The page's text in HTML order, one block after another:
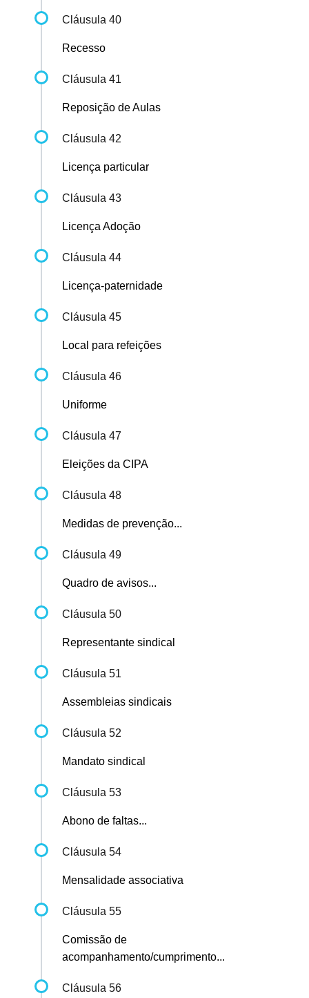
Cláusula 40
Recesso
Cláusula 41
Reposição de Aulas
Cláusula 42
Licença particular
Cláusula 43
Licença Adoção
Cláusula 44
Licença-paternidade
Cláusula 45
Local para refeições
Cláusula 46
Uniforme
Cláusula 47
Eleições da CIPA
Cláusula 48
Medidas de prevenção...
Cláusula 49
Quadro de avisos...
Cláusula 50
Representante sindical
Cláusula 51
Assembleias sindicais
Cláusula 52
Mandato sindical
Cláusula 53
Abono de faltas...
Cláusula 54
Mensalidade associativa
Cláusula 55
Comissão de
acompanhamento/cumprimento...
Cláusula 56